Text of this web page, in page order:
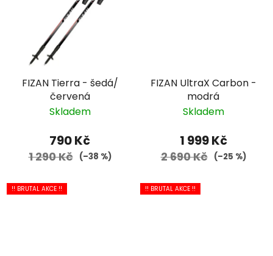
FIZAN Tierra - šedá/
červená
Skladem
790 Kč
1 290 Kč (–38 %)
FIZAN UltraX Carbon -
modrá
Skladem
1 999 Kč
2 690 Kč (–25 %)
!! BRUTAL AKCE !! !! BRUTAL AKCE !!